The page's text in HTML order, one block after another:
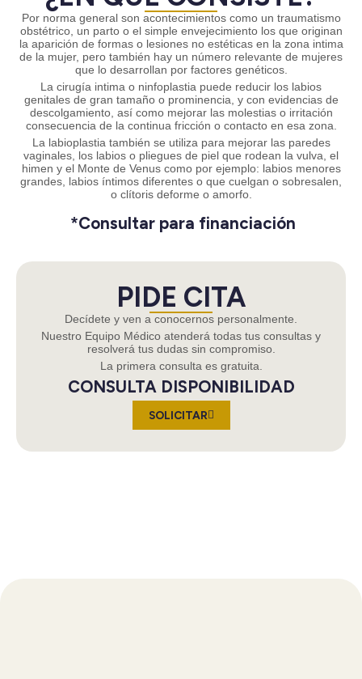
Por norma general son acontecimientos como un traumatismo
obstétrico, un parto o el simple envejecimiento los que originan
la aparición de formas o lesiones no estéticas en la zona intima
de la mujer, pero también hay un número relevante de mujeres
que lo desarrollan por factores genéticos.
La cirugía intima o ninfoplastia puede reducir los labios
genitales de gran tamaño o prominencia, y con evidencias de
descolgamiento, así como mejorar las molestias o irritación
consecuencia de la continua fricción o contacto en esa zona.
La labioplastia también se utiliza para mejorar las paredes
vaginales, los labios o pliegues de piel que rodean la vulva, el
himen y el Monte de Venus como por ejemplo: labios menores
grandes, labios íntimos diferentes o que cuelgan o sobresalen,
o clítoris deforme o amorfo.
*Consultar para financiación
PIDE CITA
Decídete y ven a conocernos personalmente.
Nuestro Equipo Médico atenderá todas tus consultas y
resolverá tus dudas sin compromiso.
La primera consulta es gratuita.
CONSULTA DISPONIBILIDAD
SOLICITAR